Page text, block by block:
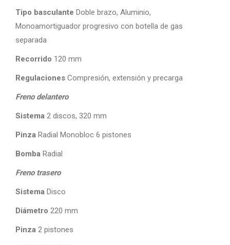
Tipo basculante Doble brazo, Aluminio,
Monoamortiguador progresivo con botella de gas
separada
Recorrido 120 mm
Regulaciones Compresión, extensión y precarga
Freno delantero
Sistema 2 discos, 320 mm
Pinza Radial Monobloc 6 pistones
Bomba Radial
Freno trasero
Sistema Disco
Diámetro 220 mm
Pinza 2 pistones